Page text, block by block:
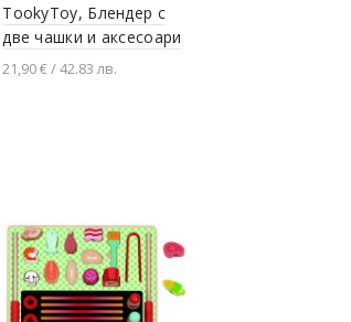
TookyToy, Блендер с
две чашки и аксесоари
21,90 € / 42.83 лв.